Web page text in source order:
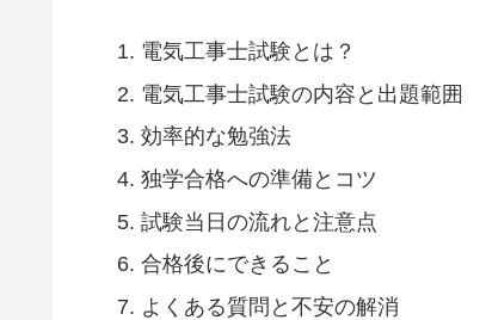
電気工事士試験とは？
電気工事士試験の内容と出題範囲
効率的な勉強法
独学合格への準備とコツ
試験当日の流れと注意点
合格後にできること
よくある質問と不安の解消